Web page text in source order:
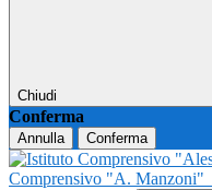
Chiudi
Conferma
Annulla Conferma
Comprensivo "A. Manzoni"